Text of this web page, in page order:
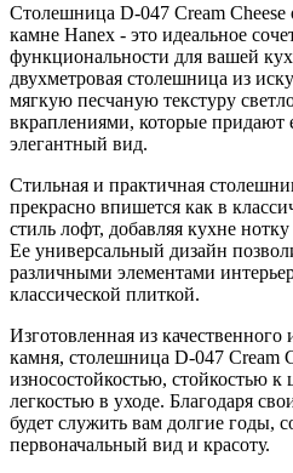
Столешница D-047 Cream
камне Hanex - это идеальное
функциональности для вашей
двухметровая столешница из
мягкую песчаную текстуру
вкраплениями, которые придают
элегантный вид.
Стильная и практичная
прекрасно впишется как в
стиль лофт, добавляя кухне
Ее универсальный дизайн
различными элементами
классической плиткой.
Изготовленная из
камня, столешница D-047 Cream
износостойкостью, стойкостью
легкостью в уходе. Благодаря
будет служить вам долгие годы,
первоначальный вид и красоту.